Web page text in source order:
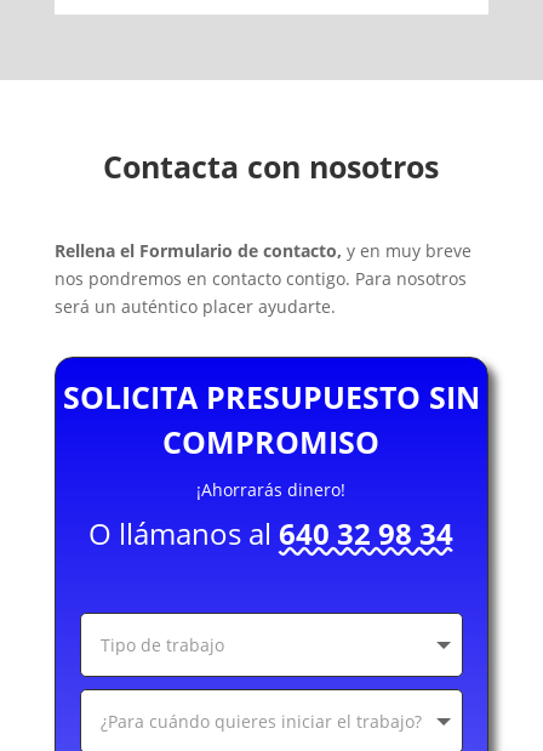
Contacta con nosotros
Rellena el Formulario de contacto, y en muy breve
nos pondremos en contacto contigo. Para nosotros
será un auténtico placer ayudarte.
SOLICITA PRESUPUESTO SIN
COMPROMISO
¡Ahorrarás dinero!
O llámanos al640 32 98 34